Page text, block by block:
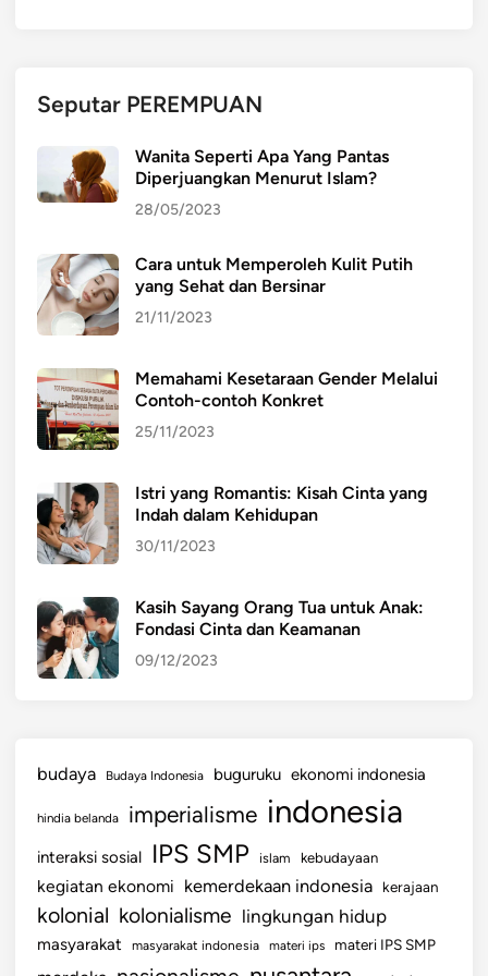
a
,
d
P
e
n
n
a
l
T
r
t
s
i
J
a
k
Seputar PEREMPUAN
Wanita Seperti Apa Yang Pantas
Diperjuangkan Menurut Islam?
28/05/2023
Cara untuk Memperoleh Kulit Putih
yang Sehat dan Bersinar
21/11/2023
Memahami Kesetaraan Gender Melalui
Contoh-contoh Konkret
25/11/2023
Istri yang Romantis: Kisah Cinta yang
Indah dalam Kehidupan
30/11/2023
Kasih Sayang Orang Tua untuk Anak:
Fondasi Cinta dan Keamanan
09/12/2023
budaya Budaya Indonesia buguruku ekonomi indonesia
hindia belanda imperialisme indonesia
interaksi sosial IPS SMP islam kebudayaan
kegiatan ekonomi kemerdekaan indonesia kerajaan
kolonial kolonialisme lingkungan hidup
masyarakat masyarakat indonesia materi ips materi IPS SMP